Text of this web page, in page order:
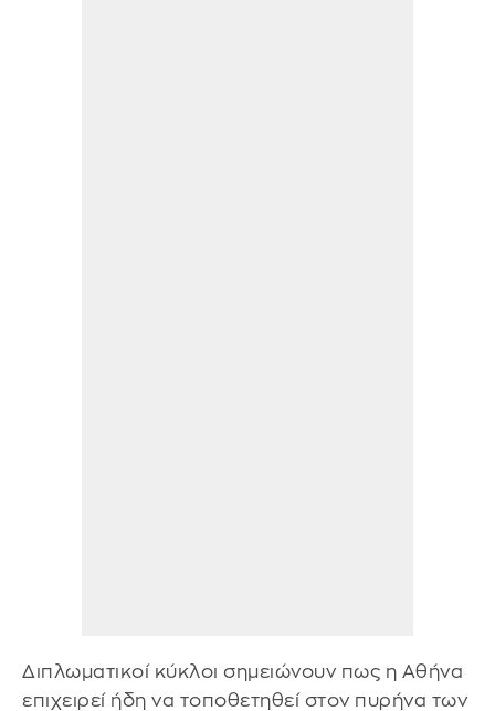
Διπλωματικοί κύκλοι σημειώνουν πως η Αθήνα
επιχειρεί ήδη να τοποθετηθεί στον πυρήνα των